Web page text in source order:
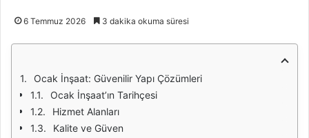
6 Temmuz 2026 3 dakika okuma süresi
Ocak İnşaat: Güvenilir Yapı Çözümleri
Ocak İnşaat’ın Tarihçesi
Hizmet Alanları
Kalite ve Güven